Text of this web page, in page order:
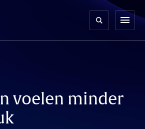
menu
voelen minder